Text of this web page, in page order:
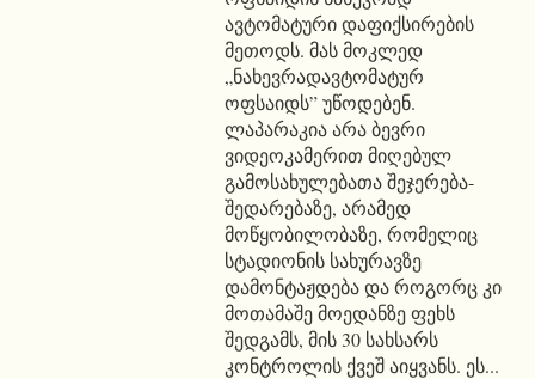
ავტომატური დაფიქსირების
მეთოდს. მას მოკლედ
„ნახევრადავტომატურ
ოფსაიდს” უწოდებენ.
ლაპარაკია არა ბევრი
ვიდეოკამერით მიღებულ
გამოსახულებათა შეჯერება-
შედარებაზე, არამედ
მოწყობილობაზე, რომელიც
სტადიონის სახურავზე
დამონტაჟდება და როგორც კი
მოთამაშე მოედანზე ფეხს
შედგამს, მის 30 სახსარს
კონტროლის ქვეშ აიყვანს. ეს...